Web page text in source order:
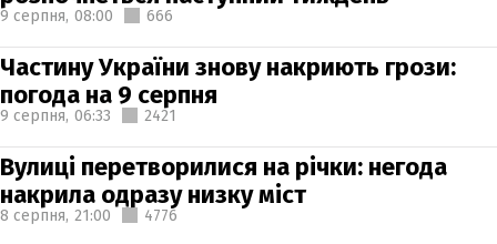
9 серпня, 08:00 666
Частину України знову накриють грози:
погода на 9 серпня
9 серпня, 06:33 2421
Вулиці перетворилися на річки: негода
накрила одразу низку міст
8 серпня, 21:00 4776